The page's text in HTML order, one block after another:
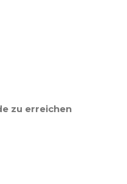
zu erreichen